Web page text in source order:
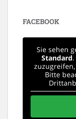
FACEBOOK
Sie sehen
Standard
Bitte